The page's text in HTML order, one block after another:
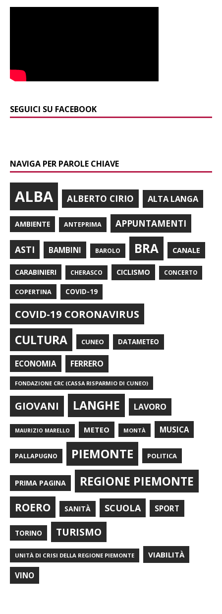
SEGUICI SU FACEBOOK
NAVIGA PER PAROLE CHIAVE
ALBA ALBERTO CIRIO ALTA LANGA
AMBIENTE ANTEPRIMA APPUNTAMENTI
ASTI BAMBINI BAROLO BRA CANALE
CARABINIERI CHERASCO CICLISMO CONCERTO
COPERTINA COVID-19
COVID-19 CORONAVIRUS
CULTURA CUNEO DATAMETEO
ECONOMIA FERRERO
FONDAZIONE CRC (CASSA RISPARMIO DI CUNEO)
GIOVANI LANGHE LAVORO
MAURIZIO MARELLO METEO MONTÀ MUSICA
PALLAPUGNO PIEMONTE POLITICA
PRIMA PAGINA REGIONE PIEMONTE
ROERO SANITÀ SCUOLA SPORT
TORINO TURISMO
UNITÀ DI CRISI DELLA REGIONE PIEMONTE VIABILITÀ
VINO